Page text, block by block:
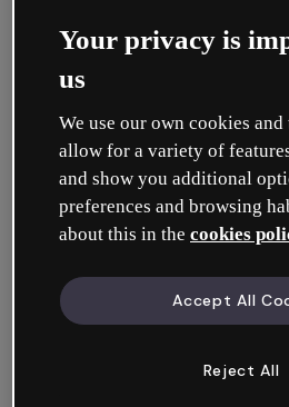
Abre Genially IA
del editor) y selecciona
Define cómo quieres
tema, el público al que
longitud, el tono,
mejor!
y la
contenido.
Your privacy is
us
We use our own cookies
allow for a variety of
and show you additional
preferences and browsing
about this in the cookies
Reject All
Accept All